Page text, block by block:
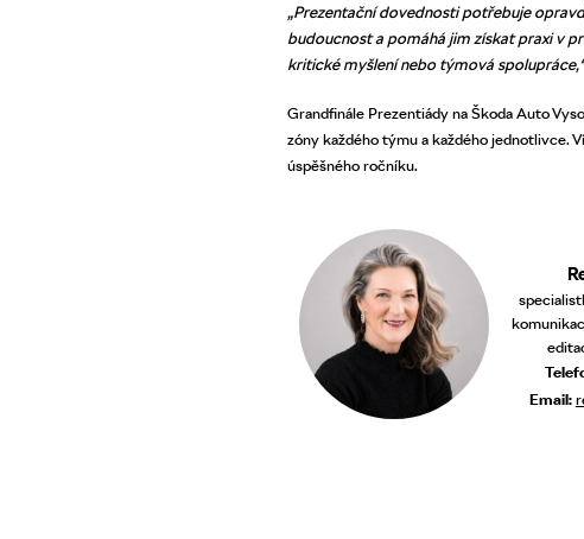
„Prezentační dovednosti potřebuje
budoucnost a pomáhá jim získat praxiv
kritické myšlení nebo týmová spolupráce,“
Grandfinále Prezentiády na Škoda Auto
zóny každého týmu a každého jednotlivce.
úspěšného ročníku.
Email: